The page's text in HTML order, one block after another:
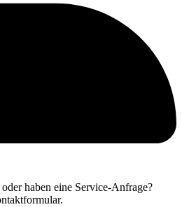
haben eine Service-Anfrage?